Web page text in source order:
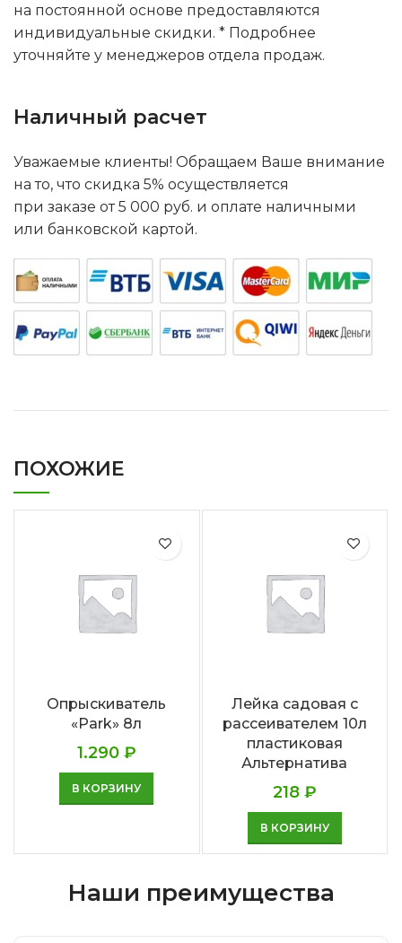
на постоянной основе предоставляются
индивидуальные скидки. * Подробнее
уточняйте у менеджеров отдела продаж.
Наличный расчет
Уважаемые клиенты! Обращаем Ваше внимание
на то, что скидка 5% осуществляется
при заказе от 5 000 руб. и оплате наличными
или банковской картой.
ПОХОЖИЕ
Опрыскиватель
«Park» 8л
1.290 ₽
В КОРЗИНУ
Лейка садовая с
рассеивателем 10л
пластиковая
Альтернатива
218 ₽
В КОРЗИНУ
Наши преимущества